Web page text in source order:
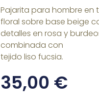
Pajarita para hombre en
floral sobre base beige
detalles en rosa y
combinada con
tejido liso fucsia.
35,00 €